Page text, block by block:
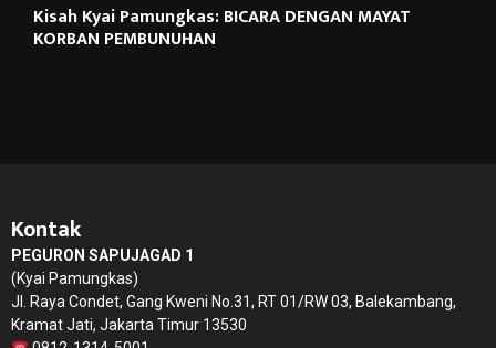
Kisah Kyai Pamungkas: BICARA DENGAN MAYAT
KORBAN PEMBUNUHAN
Kontak
PEGURON SAPUJAGAD 1
(Kyai Pamungkas)
Jl. Raya Condet, Gang Kweni No.31, RT 01/RW 03, Balekambang,
Kramat Jati, Jakarta Timur 13530